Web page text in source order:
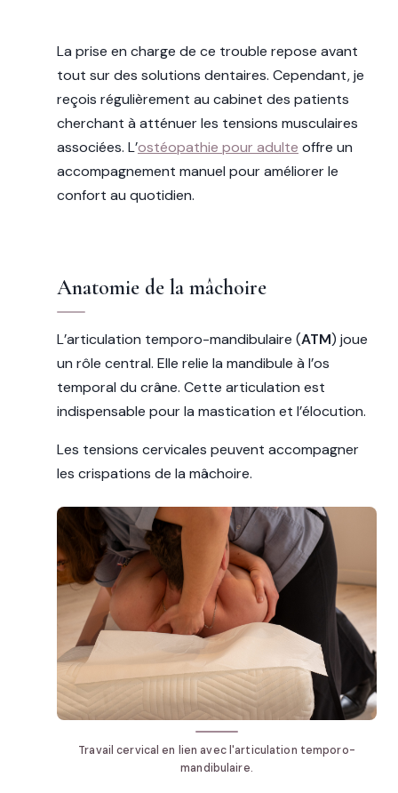
La prise en charge de ce trouble repose avant
tout sur des solutions dentaires. Cependant, je
reçois régulièrement au cabinet des patients
cherchant à atténuer les tensions musculaires
associées. L’ostéopathie pour adulte offre un
accompagnement manuel pour améliorer le
confort au quotidien.
Anatomie de la mâchoire
L’articulation temporo-mandibulaire (ATM) joue
un rôle central. Elle relie la mandibule à l’os
temporal du crâne. Cette articulation est
indispensable pour la mastication et l’élocution.
Les tensions cervicales peuvent accompagner
les crispations de la mâchoire.
Travail cervical en lien avec l'articulation temporo-
mandibulaire.